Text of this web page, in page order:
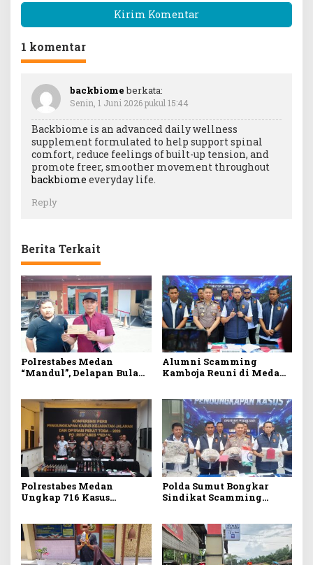
1 komentar
backbiome berkata:
Senin, 1 Juni 2026 pukul 15:44
Backbiome is an advanced daily wellness
supplement formulated to help support spinal
comfort, reduce feelings of built-up tension, and
promote freer, smoother movement throughout
backbiome everyday life.
Reply
Berita Terkait
Polrestabes Medan
“Mandul”, Delapan Bulan
Alumni Scamming
Kamboja Reuni di Medan,
Polrestabes Medan
Ungkap 716 Kasus
Polda Sumut Bongkar
Sindikat Scamming
Raup Rp6,7 Miliar